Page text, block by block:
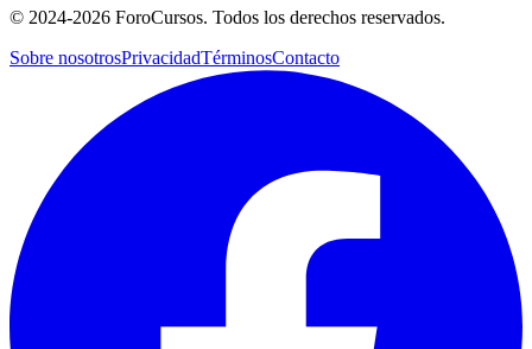
© 2024-2026 ForoCursos. Todos los derechos reservados.
Sobre nosotrosPrivacidadTérminosContacto